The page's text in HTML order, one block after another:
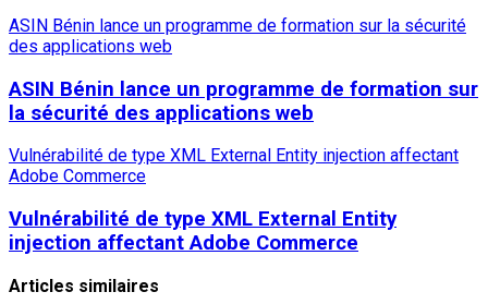
ASIN Bénin lance un programme de formation sur la sécurité
des applications web
ASIN Bénin lance un programme de formation sur
la sécurité des applications web
Vulnérabilité de type XML External Entity injection affectant
Adobe Commerce
Vulnérabilité de type XML External Entity
injection affectant Adobe Commerce
Articles similaires